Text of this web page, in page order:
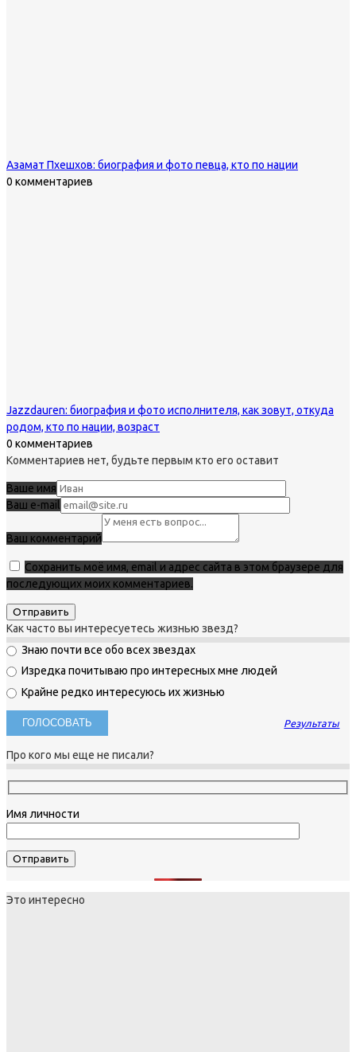
Азамат Пхешхов: биография и фото певца, кто по нации
0 комментариев
Jazzdauren: биография и фото исполнителя, как зовут, откуда
родом, кто по нации, возраст
0 комментариев
Комментариев нет, будьте первым кто его оставит
Ваше имя
Ваш e-mail
Ваш комментарий
Сохранить моё имя, email и адрес сайта в этом браузере для
последующих моих комментариев.
Как часто вы интересуетесь жизнью звезд?
Знаю почти все обо всех звездах
Изредка почитываю про интересных мне людей
Крайне редко интересуюсь их жизнью
Результаты
Про кого мы еще не писали?
Имя личности
Это интересно